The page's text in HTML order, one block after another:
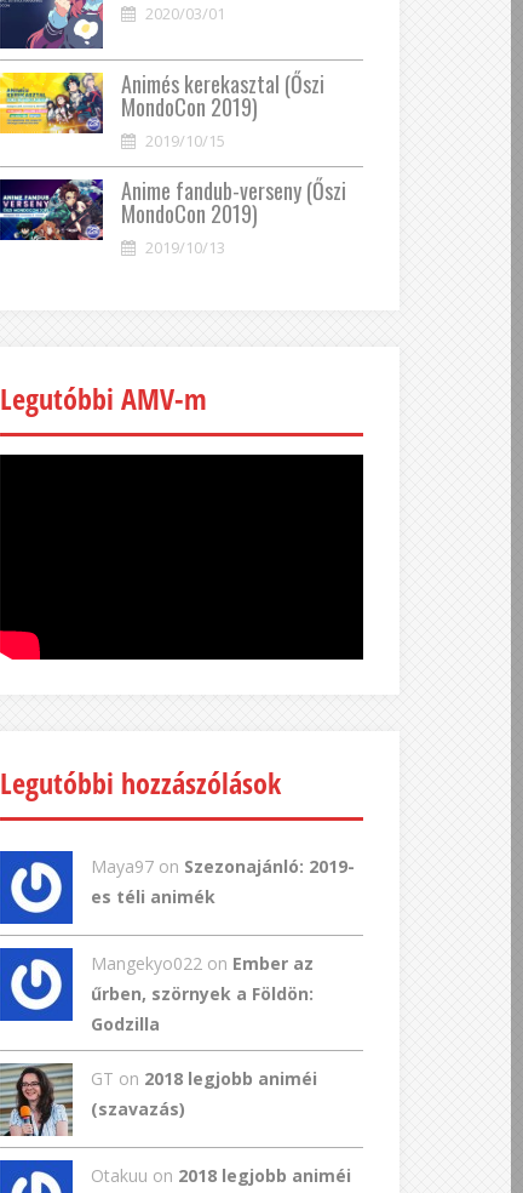
2020/03/01
Animés kerekasztal (Őszi
MondoCon 2019)
2019/10/15
Anime fandub-verseny (Őszi
MondoCon 2019)
2019/10/13
Legutóbbi AMV-m
Legutóbbi hozzászólások
Maya97 on Szezonajánló: 2019-
es téli animék
Mangekyo022 on Ember az
űrben, szörnyek a Földön:
Godzilla
GT on 2018 legjobb animéi
(szavazás)
Otakuu on 2018 legjobb animéi